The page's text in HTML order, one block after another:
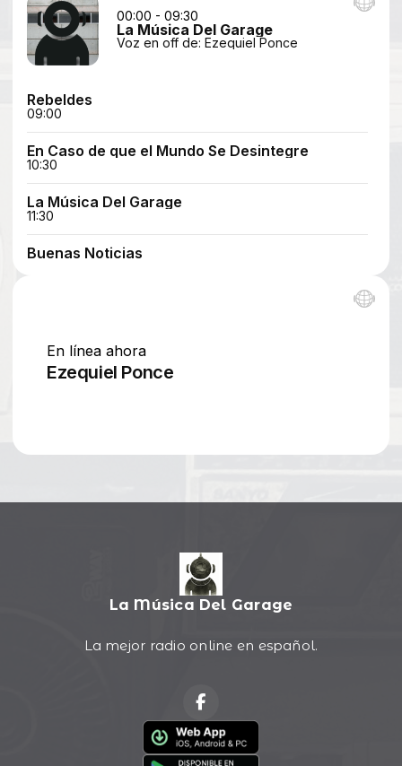
La Música Del Garage
La mejor radio online en español.